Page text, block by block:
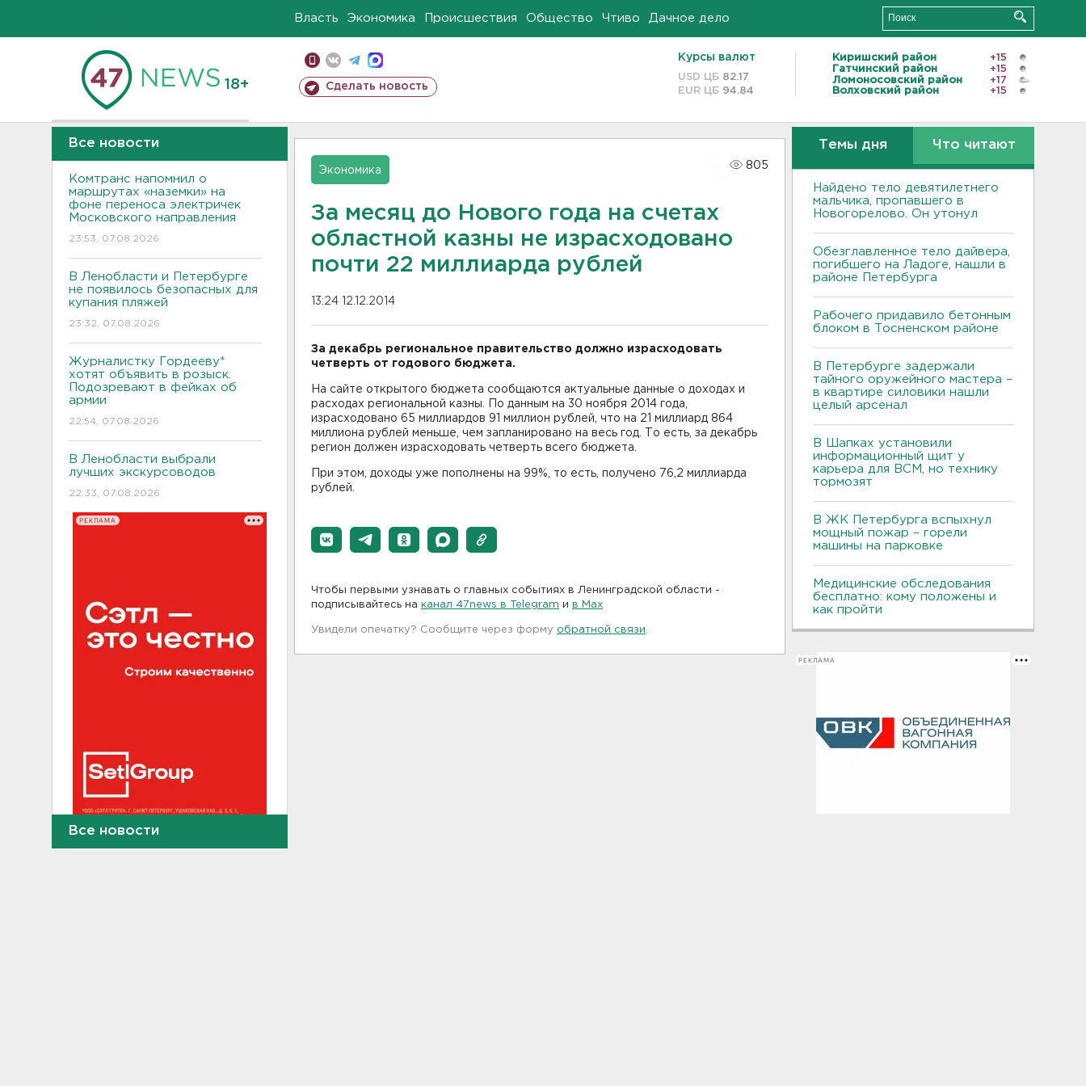
Власть Экономика Происшествия Общество Чтиво Дачное дело
18+ Сделать новость
Курсы валют
USD ЦБ 82.17
EUR ЦБ 94.84
Киришский район
+15
Гатчинский район
+15
Ломоносовский район
+17
Волховский район
+15
Все новости
Комтранс напомнил о
маршрутах «наземки» на
фоне переноса электричек
Московского направления
23:53, 07.08.2026
В Ленобласти и Петербурге
не появилось безопасных для
купания пляжей
23:32, 07.08.2026
Журналистку Гордееву*
хотят объявить в розыск.
Подозревают в фейках об
армии
22:54, 07.08.2026
В Ленобласти выбрали
лучших экскурсоводов
22:33, 07.08.2026
РЕКЛАМА
Все новости
Экономика
805
За месяц до Нового года на счетах
областной казны не израсходовано
почти 22 миллиарда рублей
13:24 12.12.2014
За декабрь региональное правительство должно израсходовать
четверть от годового бюджета.
На сайте открытого бюджета сообщаются актуальные данные о доходах и
расходах региональной казны. По данным на 30 ноября 2014 года,
израсходовано 65 миллиардов 91 миллион рублей, что на 21 миллиард 864
миллиона рублей меньше, чем запланировано на весь год. То есть, за декабрь
регион должен израсходовать четверть всего бюджета.
При этом, доходы уже пополнены на 99%, то есть, получено 76,2 миллиарда
рублей.
Чтобы первыми узнавать о главных событиях в Ленинградской области -
подписывайтесь на канал 47news в Telegram и в Maх
Увидели опечатку? Сообщите через форму обратной связи
Темы дня Что читают
Найдено тело девятилетнего
мальчика, пропавшего в
Новогорелово. Он утонул
Обезглавленное тело дайвера,
погибшего на Ладоге, нашли в
районе Петербурга
Рабочего придавило бетонным
блоком в Тосненском районе
В Петербурге задержали
тайного оружейного мастера –
в квартире силовики нашли
целый арсенал
В Шапках установили
информационный щит у
карьера для ВСМ, но технику
тормозят
В ЖК Петербурга вспыхнул
мощный пожар – горели
машины на парковке
Медицинские обследования
бесплатно: кому положены и
как пройти
РЕКЛАМА